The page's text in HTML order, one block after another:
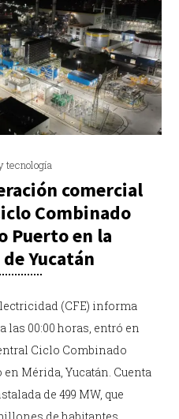
tecnología
comercial
Combinado
Puerto en la
Yucatán
(CFE) informa
las 00:00 horas, entró en
Ciclo Combinado
Mérida, Yucatán. Cuenta
de 499 MW, que